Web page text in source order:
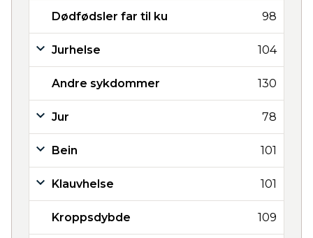
Dødfødsler far til ku 98
Jurhelse 104
Andre sykdommer 130
Jur 78
Bein 101
Klauvhelse 101
Kroppsdybde 109